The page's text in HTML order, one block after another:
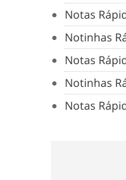
Notas
Notinhas
Notas
Notinhas
Notas